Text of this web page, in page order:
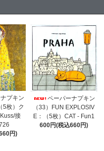
プキン
5枚）ク
接
円)
ペーパーナプキン
（33）FUN EXPLOSIV
E：（5枚）CAT - Fun1
600円(税込660円)